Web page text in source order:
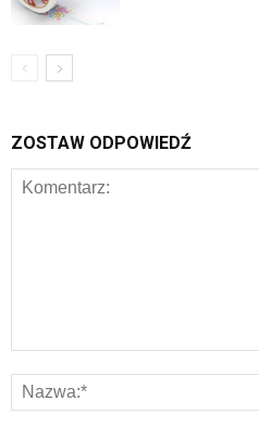
ZOSTAW ODPOWIEDŹ